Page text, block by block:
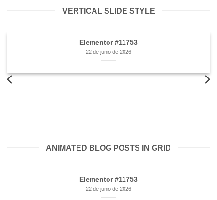
VERTICAL SLIDE STYLE
Elementor #11753
22 de junio de 2026
ANIMATED BLOG POSTS IN GRID
Elementor #11753
22 de junio de 2026